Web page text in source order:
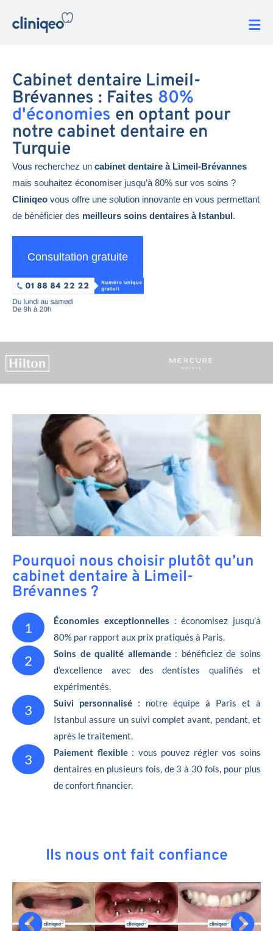
Cabinet dentaire Limeil-
Brévannes : Faites 80%
d'économies en optant pour
notre cabinet dentaire en
Turquie
Vous recherchez un cabinet dentaire à Limeil-Brévannes
mais souhaitez économiser jusqu’à 80% sur vos soins ?
Cliniqeo vous offre une solution innovante en vous permettant
de bénéficier des meilleurs soins dentaires à Istanbul.
Consultation gratuite
Pourquoi nous choisir plutôt qu’un
cabinet dentaire à Limeil-
Brévannes ?
1 Économies exceptionnelles : économisez jusqu’à
80% par rapport aux prix pratiqués à Paris.
2 Soins de qualité allemande: bénéficiez de soins
d’excellence avec des dentistes qualifiés et
expérimentés.
3 Suivi personnalisé : notre équipe à Paris et à
Istanbul assure un suivi complet avant, pendant, et
après le traitement.
3 Paiement flexible: vous pouvez régler vos soins
dentaires en plusieurs fois, de 3 à 30 fois, pour plus
de confort financier.
Ils nous ont fait confiance